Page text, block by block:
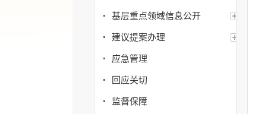
基层重点领域信息公开
建议提案办理
应急管理
回应关切
监督保障